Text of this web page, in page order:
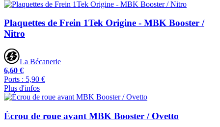
Plaquettes de Frein 1Tek Origine - MBK Booster /
Nitro
La Bécanerie
6,60 €
Ports : 5,90 €
Plus d'infos
Écrou de roue avant MBK Booster / Ovetto